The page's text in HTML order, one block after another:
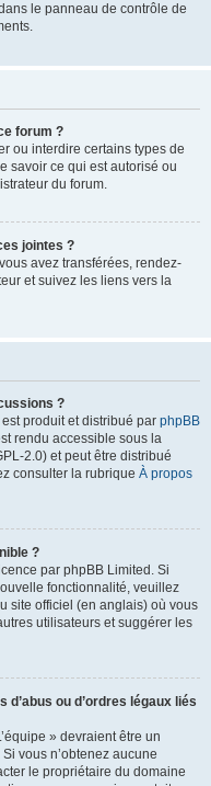
le panneau de contrôle de
forum ?
ou interdire certains types de
savoir ce qui est autorisé ou
du forum.
jointes ?
avez transférées, rendez-
et suivez les liens vers la
?
produit et distribué par phpBB
rendu accessible sous la
2.0) et peut être distribué
consulter la rubrique À propos
?
par phpBB Limited. Si
fonctionnalité, veuillez
site officiel (en anglais) où vous
utilisateurs et suggérer les
ou d’ordres légaux liés
» devraient être un
vous n’obtenez aucune
le propriétaire du domaine